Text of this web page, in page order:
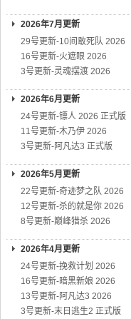
2026年7月更新
29号更新-10间敢死队 2026
16号更新-火遮眼 2026
3号更新-灵魂摆渡 2026
2026年6月更新
24号更新-镖人 2026 正式版
11号更新-木乃伊 2026
3号更新-阿凡达3 正式版
2026年5月更新
22号更新-奇迹梦之队 2026
12号更新-杀的就是你 2026
8号更新-巅峰猎杀 2026
2026年4月更新
24号更新-挽救计划 2026
16号更新-暗黑新娘 2026
13号更新-阿凡达3 2026
3号更新-末日逃生2 正式版